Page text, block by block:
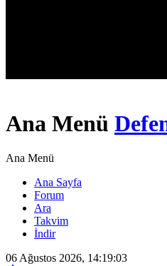
Ana Menü
Ana Menü
Ana Sayfa
Forum
Ara
Takvim
İndir
06 Ağustos 2026, 14:19:03